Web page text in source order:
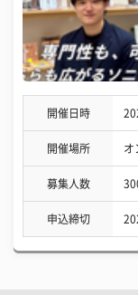
開催日時
開催場所 オ
募集人数
申込締切